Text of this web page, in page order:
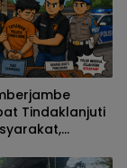
Tindaklanjuti
Prosedur